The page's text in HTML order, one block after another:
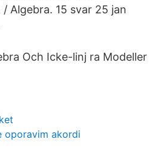
Algebra. 15 svar 25 jan
Och Icke-linj ra Modeller
oporavim akordi